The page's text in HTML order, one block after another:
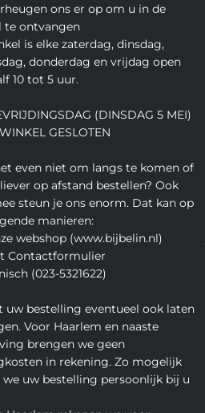
ons er op om u in de
te ontvangen
is elke zaterdag, dinsdag,
donderdag en vrijdag open
10 tot 5 uur.
(DINSDAG 5 MEI)
GESLOTEN
even niet om langs te komen of
op afstand bestellen? Ook
steun je ons enorm. Dat kan op
manieren:
webshop (www.bijbelin.nl)
Contactformulier
(023-5321622)
uw bestelling eventueel ook laten
Voor Haarlem en naaste
brengen we geen
in rekening. Zo mogelijk
we uw bestelling persoonlijk bij u